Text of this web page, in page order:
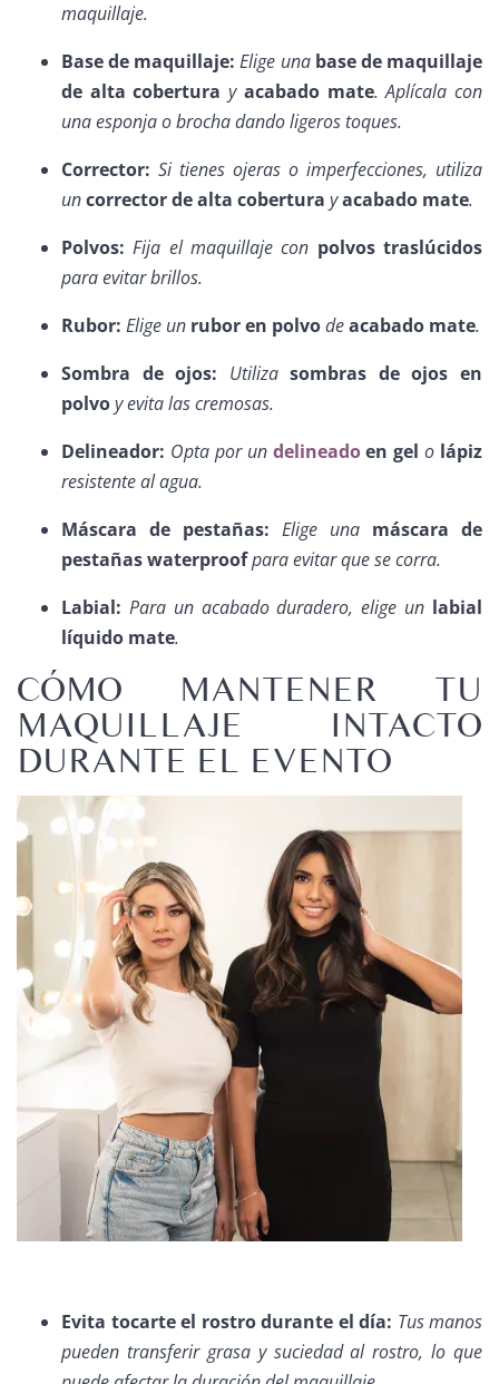
maquillaje.
Base de maquillaje: Elige una base de maquillaje
de alta cobertura y acabado mate. Aplícala con
una esponja o brocha dando ligeros toques.
Corrector: Si tienes ojeras o imperfecciones, utiliza
uncorrector de alta cobertura yacabado mate.
Polvos: Fija el maquillaje con polvos traslúcidos
para evitar brillos.
Rubor: Elige un rubor en polvodeacabado mate.
Sombra de ojos: Utilizasombras de ojos en
polvoy evita las cremosas.
Delineador: Opta por un delineadoen gel o lápiz
resistente al agua.
Máscara de pestañas: Elige una máscara de
pestañas waterproofpara evitar que se corra.
Labial: Para un acabado duradero, elige un labial
líquido mate.
CÓMO MANTENER TU
MAQUILLAJE INTACTO
DURANTE EL EVENTO
Evita tocarte el rostro durante el día: Tus manos
pueden transferir grasa y suciedad al rostro, lo que